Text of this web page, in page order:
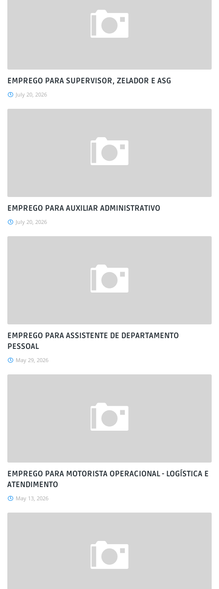
EMPREGO PARA SUPERVISOR, ZELADOR E ASG
July 20, 2026
EMPREGO PARA AUXILIAR ADMINISTRATIVO
July 20, 2026
EMPREGO PARA ASSISTENTE DE DEPARTAMENTO
PESSOAL
May 29, 2026
EMPREGO PARA MOTORISTA OPERACIONAL - LOGÍSTICA E
ATENDIMENTO
May 13, 2026